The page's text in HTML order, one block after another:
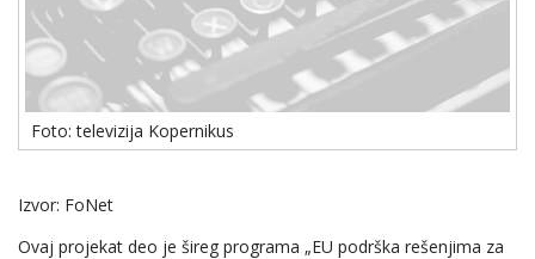
Foto: televizija Kopernikus
Izvor: FoNet
Ovaj projekat deo je šireg programa „EU podrška rešenjima za